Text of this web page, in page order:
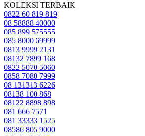
KOLEKSI TERBAIK
0822 60 819 819
08 58888 40000
085 899 575555
085 8000 69999
0813 9999 2131
08132 7899 168
0822 5070 5060
0858 7080 7999
08 131313 6226
08138 100 868
08122 8898 898
081 666 7571
081 33333 1525
08586 805 9000